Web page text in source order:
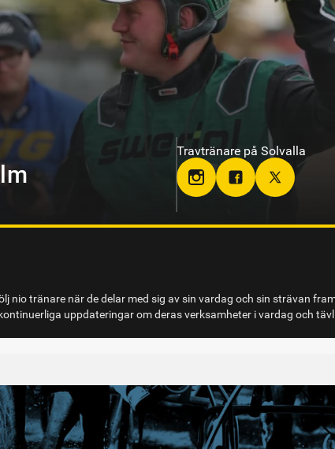
Travtränare på Bodentravet
stallsandraeriksson
tränare när de delar med sig av sin vardag och sin strävan
uppdateringar om deras verksamheter i vardag och